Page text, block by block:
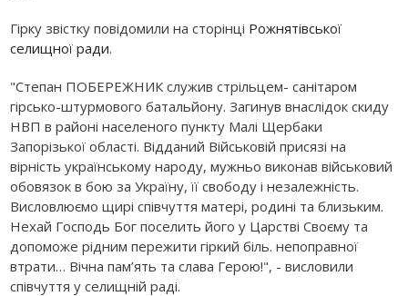
Гірку звістку повідомили на сторінці Рожнятівської
селищної ради.
"Степан ПОБЕРЕЖНИК служив стрільцем- санітаром
гірсько-штурмового батальйону. Загинув внаслідок скиду
НВП в районі населеного пункту Малі Щербаки
Запорізької області. Відданий Військовій присязі на
вірність українському народу, мужньо виконав військовий
обовязок в бою за Україну, її свободу і незалежність.
Висловлюємо щирі співчуття матері, родині та близьким.
Нехай Господь Бог поселить його у Царстві Своєму та
допоможе рідним пережити гіркий біль. непоправної
втрати… Вічна пам’ять та слава Герою!", - висловили
співчуття у селищній раді.